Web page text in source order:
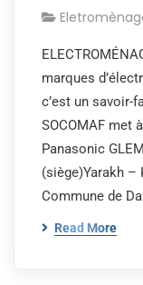
marques
c’est un savoir-
SOCOMAF met
Panasonic
(siège)Yarakh –
Commune de
Read More